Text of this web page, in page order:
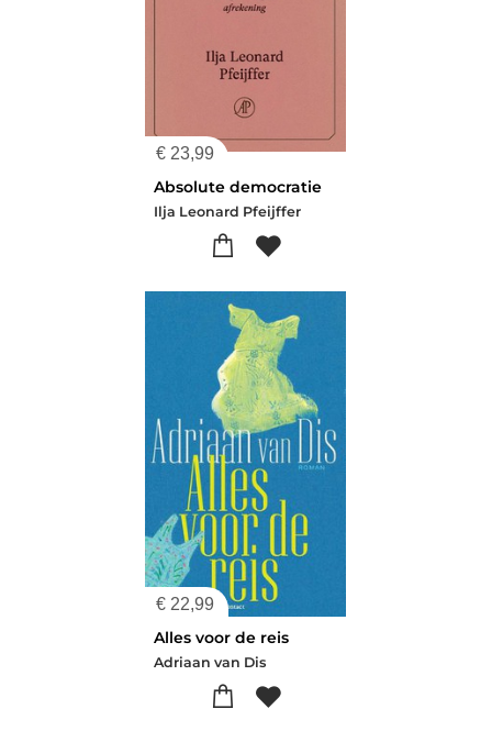
€ 23,99
Absolute democratie
Ilja Leonard Pfeijffer
€ 22,99
Alles voor de reis
Adriaan van Dis